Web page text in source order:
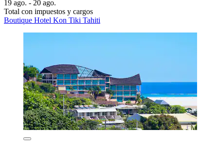
19 ago. - 20 ago.
Total con impuestos y cargos
Boutique Hotel Kon Tiki Tahiti